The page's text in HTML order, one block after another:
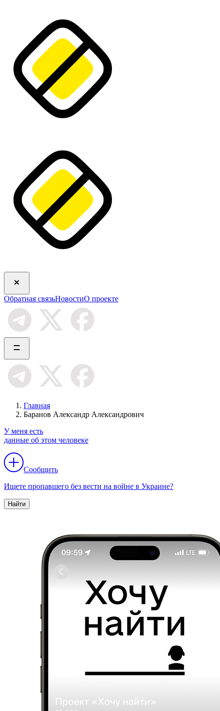
Обратная связьНовостиО проекте
Главная
Баранов Александр Александрович
У меня есть
данные об этом человеке
Сообщить
Ищете пропавшего без вести на войне в Украине?
Найти